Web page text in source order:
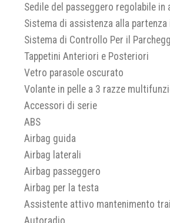
Sedile del passeggero regolabile in
Sistema di assistenza alla
Sistema di Controllo Per il
Tappetini Anteriori e Posteriori
Vetro parasole oscurato
Volante in pelle a 3 razze
Accessori di serie
ABS
Airbag guida
Airbag laterali
Airbag passeggero
Airbag per la testa
Assistente attivo mantenimento
Autoradio